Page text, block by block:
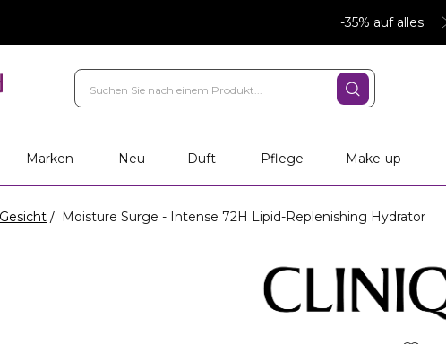
-35% auf alles
Marken Neu Duft Pflege Make-up
Gesicht Moisture Surge - Intense 72H Lipid-Replenishing Hydrator